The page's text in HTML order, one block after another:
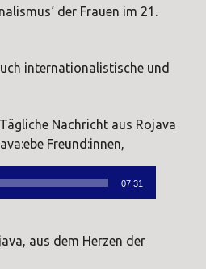
der Frauen im 21.
internationalistische und
Nachricht aus Rojava
Freund:innen,
07:31
aus dem Herzen der